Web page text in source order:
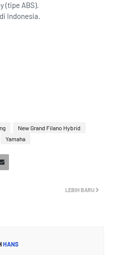
(tipe ABS).
Indonesia.
New Grand Filano Hybrid
Yamaha
LEBIH BARU
HANS